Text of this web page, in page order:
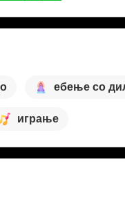
ебење со
играње